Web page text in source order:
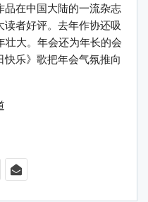
品在中国大陆的一流杂志
读者好评。去年作协还吸
壮大。年会还为年长的会
快乐》歌把年会气氛推向